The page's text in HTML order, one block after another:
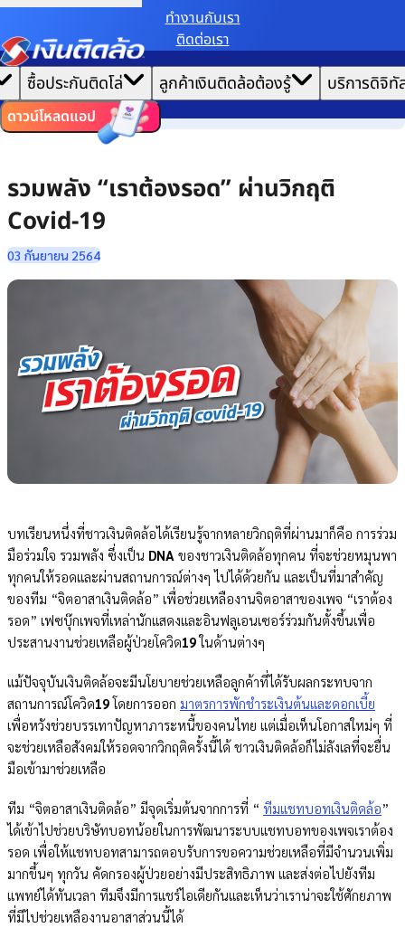
ทํางานกับเรา
ติดต่อเรา
|
ไทย EN
ซื้อประกันติดโล่ ลูกค้าเงินติดล้อต้องรู้ บริการดิจิทั
ดาวน์โหลดแอป
หน้าแรก
เล่าเรื่องวัฒนธรรม
รวมพลัง “เราต้องรอด” ผ่านวิกฤติ Covid-19
รวมพลัง “เราต้องรอด” ผ่านวิกฤติ
Covid-19
03 กันยายน 2564
บทเรียนหนึ่งที่ชาวเงินติดล้อได้เรียนรู้จากหลายวิกฤติที่ผ่านมาก็คือ การร่วม
มือร่วมใจ รวมพลัง ซึ่งเป็น DNA ของชาวเงินติดล้อทุกคน ที่จะช่วยหมุนพา
ทุกคนให้รอดและผ่านสถานการณ์ต่างๆ ไปได้ด้วยกัน และเป็นที่มาสำคัญ
ของทีม “จิตอาสาเงินติดล้อ” เพื่อช่วยเหลืองานจิตอาสาของเพจ “เราต้อง
รอด” เฟซบุ๊กเพจที่เหล่านักแสดงและอินฟลูเอนเซอร์ร่วมกันตั้งขึ้นเพื่อ
ประสานงานช่วยเหลือผู้ป่วยโควิด19ในด้านต่างๆ
แม้ปัจจุบันเงินติดล้อจะมีนโยบายช่วยเหลือลูกค้าที่ได้รับผลกระทบจาก
สถานการณ์โควิด19โดยการออก มาตรการพักชำระเงินต้นและดอกเบี้ย
เพื่อหวังช่วยบรรเทาปัญหาภาระหนี้ของคนไทย แต่เมื่อเห็นโอกาสใหม่ๆ ที่
จะช่วยเหลือสังคมให้รอดจากวิกฤติครั้งนี้ได้ ชาวเงินติดล้อก็ไม่ลังเลที่จะยื่น
มือเข้ามาช่วยเหลือ
ทีม “จิตอาสาเงินติดล้อ” มีจุดเริ่มต้นจากการที่ “ ทีมแชทบอทเงินติดล้อ”
ได้เข้าไปช่วยบริษัทบอทน้อยในการพัฒนาระบบแชทบอทของเพจเราต้อง
รอด เพื่อให้แชทบอทสามารถตอบรับการขอความช่วยเหลือที่มีจำนวนเพิ่ม
มากขึ้นๆ ทุกวัน คัดกรองผู้ป่วยอย่างมีประสิทธิภาพ และส่งต่อไปยังทีม
แพทย์ได้ทันเวลา ทีมจึงมีการแชร์ไอเดียกันและเห็นว่าเราน่าจะใช้ศักยภาพ
ที่มีไปช่วยเหลืองานอาสาส่วนนี้ได้
เราขอเก็บข้อมูลตาม นโยบายการใช้คุกกี้ เพื่อมอบประสบการณ์การใช้งานเว็บไซต์ที่ดีที่สุดให้
คุณ
ตั้งค่าคุกกี้ ยอมรับคุกกี้ทั้งหมด